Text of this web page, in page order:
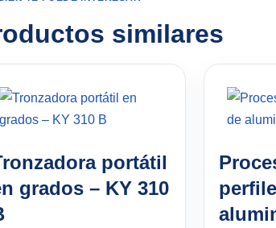
similares
portátil
grados – KY 310